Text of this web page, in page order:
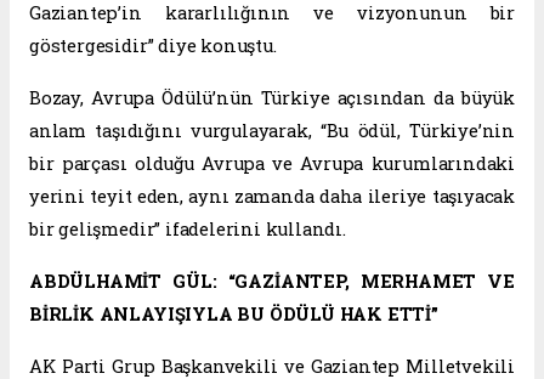
Gaziantep’in kararlılığının ve vizyonunun bir
göstergesidir” diye konuştu.
Bozay, Avrupa Ödülü’nün Türkiye açısından da büyük
anlam taşıdığını vurgulayarak, “Bu ödül, Türkiye’nin
bir parçası olduğu Avrupa ve Avrupa kurumlarındaki
yerini teyit eden, aynı zamanda daha ileriye taşıyacak
bir gelişmedir” ifadelerini kullandı.
ABDÜLHAMİT GÜL: “GAZİANTEP, MERHAMET VE
BİRLİK ANLAYIŞIYLA BU ÖDÜLÜ HAK ETTİ”
AK Parti Grup Başkanvekili ve Gaziantep Milletvekili